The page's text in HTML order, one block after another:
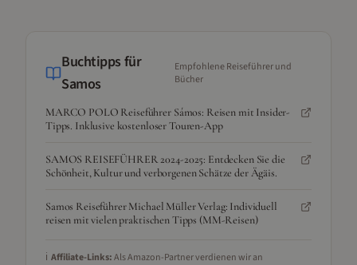
Buchtipps für
Samos
Empfohlene Reiseführer und
Bücher
MARCO POLO Reiseführer Sámos: Reisen mit Insider-
Tipps. Inklusive kostenloser Touren-App
SAMOS REISEFÜHRER 2024-2025: Entdecken Sie die
Schönheit, Kultur und verborgenen Schätze der Ägäis.
Samos Reiseführer Michael Müller Verlag: Individuell
reisen mit vielen praktischen Tipps (MM-Reisen)
ℹ️ Affiliate-Links:Als Amazon-Partner verdienen wir an